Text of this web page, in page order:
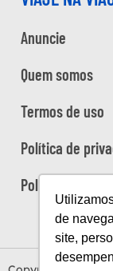
de
site,
Anuncie
Quem somos
Termos de uso
Política de
Política de